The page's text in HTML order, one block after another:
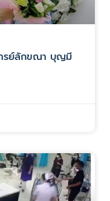
ารย์ลักขณา บุญมี